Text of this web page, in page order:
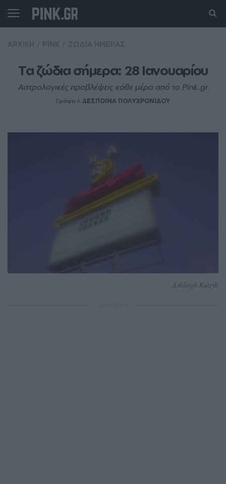
Τα ζώδια σήμερα: 28 Ιανουαρίου
Αστρολογικές προβλέψεις κάθε μέρα από το Pink.gr
Γράφει η ΔΕΣΠΟΙΝΑ ΠΟΛΥΧΡΟΝΙΔΟΥ
Ashleigh Kutryb